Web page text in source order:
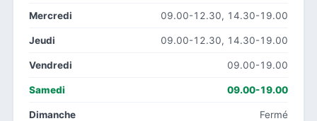
Mercredi 09.00-12.30, 14.30-19.00
Jeudi 09.00-12.30, 14.30-19.00
Vendredi 09.00-19.00
Samedi 09.00-19.00
Dimanche Fermé